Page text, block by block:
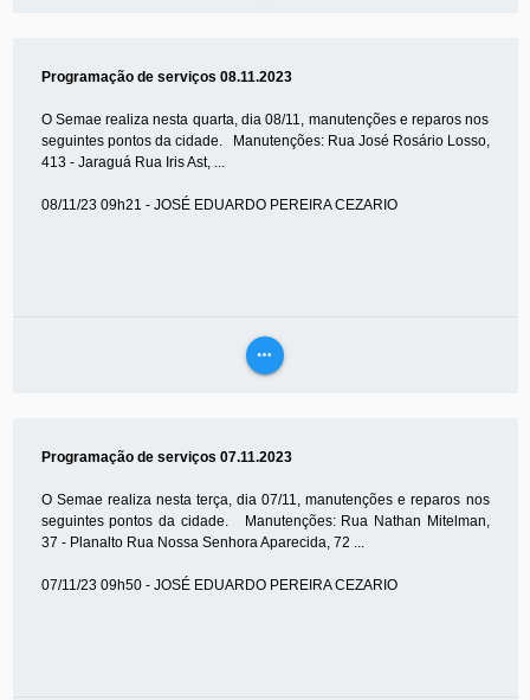
Programação de serviços 08.11.2023
O Semae realiza nesta quarta, dia 08/11, manutenções e reparos nos
seguintes pontos da cidade. Manutenções: Rua José Rosário Losso,
413 - Jaraguá Rua Iris Ast, ...
08/11/23 09h21 - JOSÉ EDUARDO PEREIRA CEZARIO
more_horiz
Programação de serviços 07.11.2023
O Semae realiza nesta terça, dia 07/11, manutenções e reparos nos
seguintes pontos da cidade. Manutenções: Rua Nathan Mitelman,
37 - Planalto Rua Nossa Senhora Aparecida, 72 ...
07/11/23 09h50 - JOSÉ EDUARDO PEREIRA CEZARIO